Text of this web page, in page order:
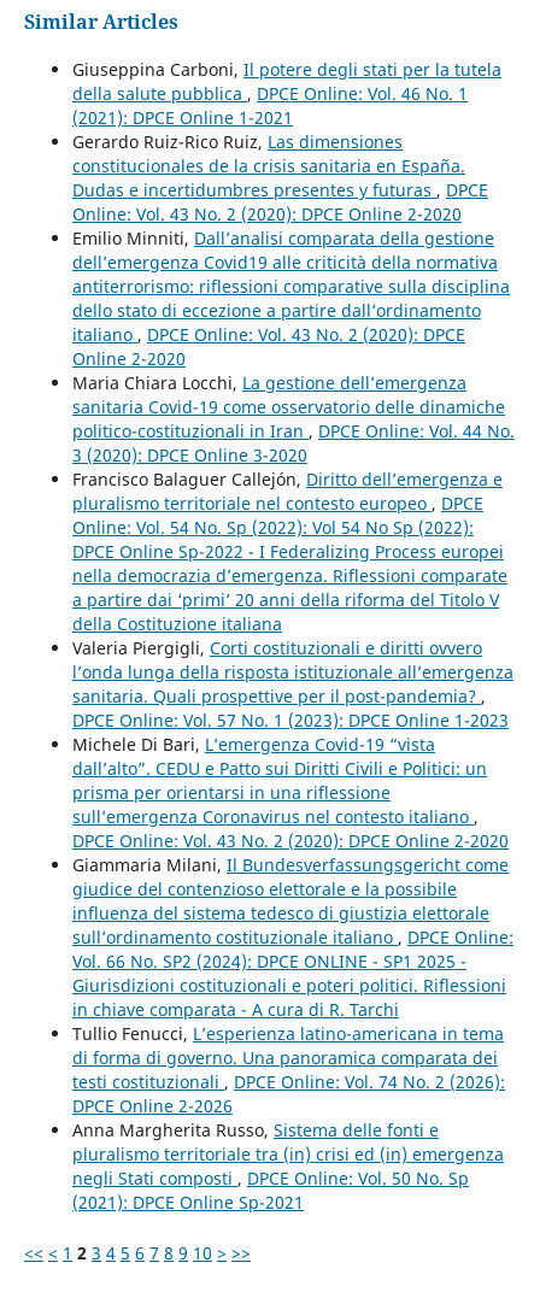
Similar Articles
Giuseppina Carboni, Il potere degli stati per la tutela
della salute pubblica , DPCE Online: Vol. 46 No. 1
(2021): DPCE Online 1-2021
Gerardo Ruiz-Rico Ruiz, Las dimensiones
constitucionales de la crisis sanitaria en España.
Dudas e incertidumbres presentes y futuras , DPCE
Online: Vol. 43 No. 2 (2020): DPCE Online 2-2020
Emilio Minniti, Dall’analisi comparata della gestione
dell’emergenza Covid19 alle criticità della normativa
antiterrorismo: riflessioni comparative sulla disciplina
dello stato di eccezione a partire dall’ordinamento
italiano , DPCE Online: Vol. 43 No. 2 (2020): DPCE
Online 2-2020
Maria Chiara Locchi, La gestione dell’emergenza
sanitaria Covid-19 come osservatorio delle dinamiche
politico-costituzionali in Iran , DPCE Online: Vol. 44 No.
3 (2020): DPCE Online 3-2020
Francisco Balaguer Callejón, Diritto dell’emergenza e
pluralismo territoriale nel contesto europeo , DPCE
Online: Vol. 54 No. Sp (2022): Vol 54 No Sp (2022):
DPCE Online Sp-2022 - I Federalizing Process europei
nella democrazia d’emergenza. Riflessioni comparate
a partire dai ‘primi’ 20 anni della riforma del Titolo V
della Costituzione italiana
Valeria Piergigli, Corti costituzionali e diritti ovvero
l’onda lunga della risposta istituzionale all’emergenza
sanitaria. Quali prospettive per il post-pandemia? ,
DPCE Online: Vol. 57 No. 1 (2023): DPCE Online 1-2023
Michele Di Bari, L’emergenza Covid-19 “vista
dall’alto”. CEDU e Patto sui Diritti Civili e Politici: un
prisma per orientarsi in una riflessione
sull’emergenza Coronavirus nel contesto italiano ,
DPCE Online: Vol. 43 No. 2 (2020): DPCE Online 2-2020
Giammaria Milani, Il Bundesverfassungsgericht come
giudice del contenzioso elettorale e la possibile
influenza del sistema tedesco di giustizia elettorale
sull’ordinamento costituzionale italiano , DPCE Online:
Vol. 66 No. SP2 (2024): DPCE ONLINE - SP1 2025 -
Giurisdizioni costituzionali e poteri politici. Riflessioni
in chiave comparata - A cura di R. Tarchi
Tullio Fenucci, L’esperienza latino-americana in tema
di forma di governo. Una panoramica comparata dei
testi costituzionali , DPCE Online: Vol. 74 No. 2 (2026):
DPCE Online 2-2026
Anna Margherita Russo, Sistema delle fonti e
pluralismo territoriale tra (in) crisi ed (in) emergenza
negli Stati composti , DPCE Online: Vol. 50 No. Sp
(2021): DPCE Online Sp-2021
<< < 1 2 3 4 5 6 7 8 9 10 > >>